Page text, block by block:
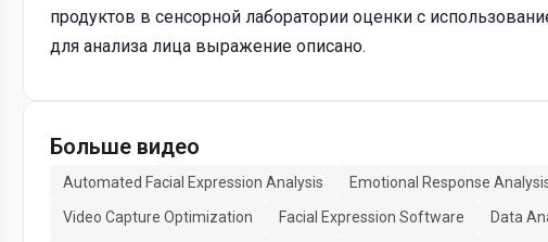
продуктов в сенсорной лаборатории оценки с
для анализа лица выражение описано.
Больше видео
Automated Facial Expression Analysis Emotional Response
Video Capture Optimization
Facial Expression Software Data